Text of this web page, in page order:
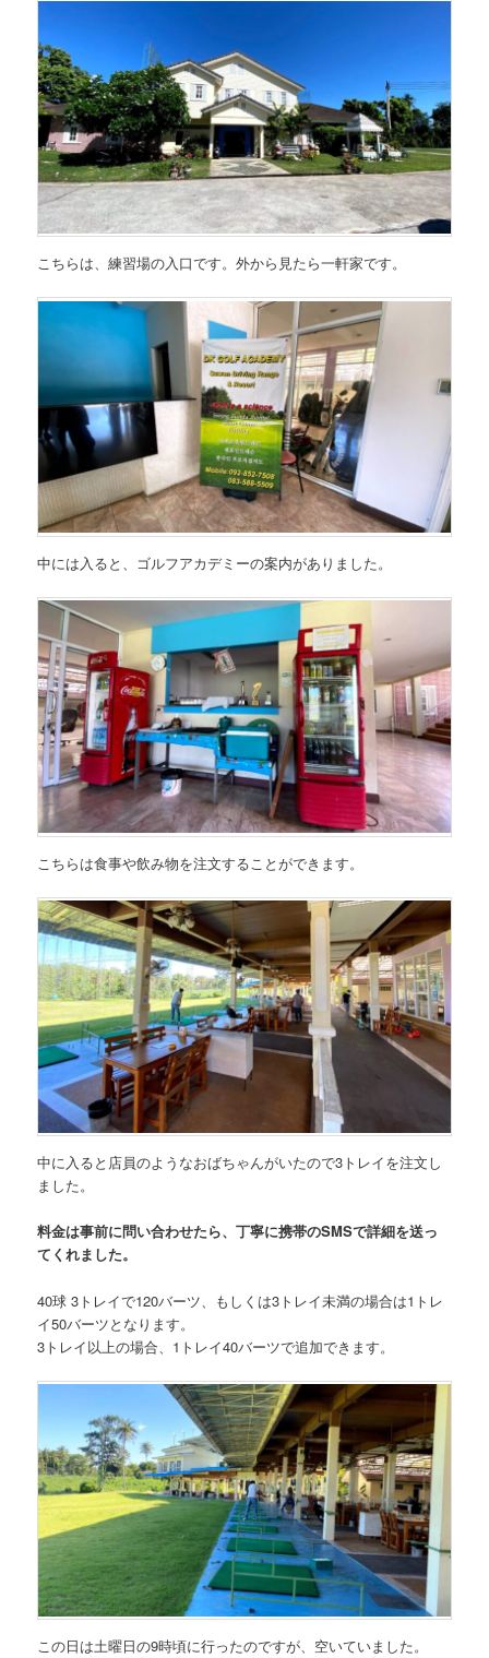
こちらは、練習場の入口です。外から見たら一軒家です。
中には入ると、ゴルフアカデミーの案内がありました。
こちらは食事や飲み物を注文することができます。
中に入ると店員のようなおばちゃんがいたので3トレイを注文し
ました。
料金は事前に問い合わせたら、丁寧に携帯のSMSで詳細を送っ
てくれました。
40球 3トレイで120バーツ、もしくは3トレイ未満の場合は1トレ
イ50バーツとなります。
3トレイ以上の場合、1トレイ40バーツで追加できます。
この日は土曜日の9時頃に行ったのですが、空いていました。